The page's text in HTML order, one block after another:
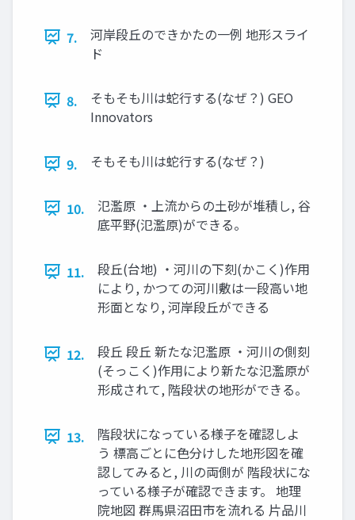
7.
河岸段丘のできかたの一例 地形スライ
ド
8.
そもそも川は蛇行する(なぜ？) GEO
Innovators
9. そもそも川は蛇行する(なぜ？)
10.
氾濫原 ・上流からの土砂が堆積し, 谷
底平野(氾濫原)ができる。
11.
段丘(台地) ・河川の下刻(かこく)作用
により, かつての河川敷は一段高い地
形面となり, 河岸段丘ができる
12.
段丘 段丘 新たな氾濫原 ・河川の側刻
(そっこく)作用により新たな氾濫原が
形成されて, 階段状の地形ができる。
13.
階段状になっている様子を確認しよ
う 標高ごとに色分けした地形図を確
認してみると, 川の両側が 階段状にな
っている様子が確認できます。 地理
院地図 群馬県沼田市を流れる 片品川